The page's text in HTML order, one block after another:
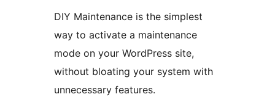
DIY Maintenance is the simplest
way to activate a maintenance
mode on your WordPress site,
without bloating your system with
unnecessary features.